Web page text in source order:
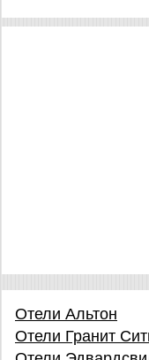
Отели Альтон
Отели Гранит